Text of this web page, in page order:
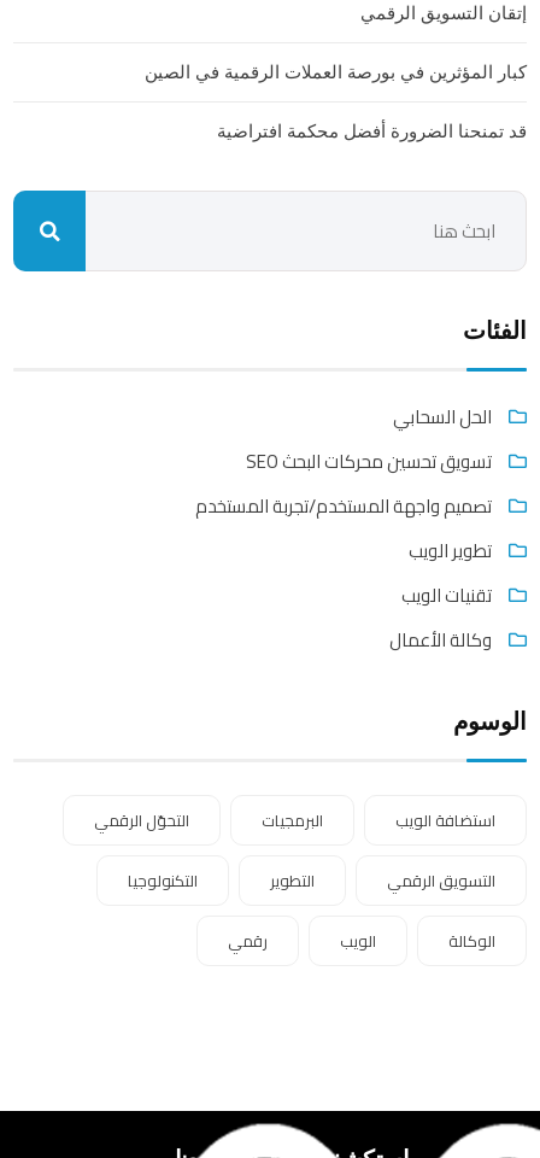
إتقان التسويق الرقمي
كبار المؤثرين في بورصة العملات الرقمية في الصين
قد تمنحنا الضرورة أفضل محكمة افتراضية
الفئات
الحل السحابي
تسويق تحسين محركات البحث SEO
تصميم واجهة المستخدم/تجربة المستخدم
تطوير الويب
تقنيات الويب
وكالة الأعمال
الوسوم
استضافة الويب البرمجيات التحوّل الرقمي
التسويق الرقمي التطوير التكنولوجيا
الوكالة الويب رقمي